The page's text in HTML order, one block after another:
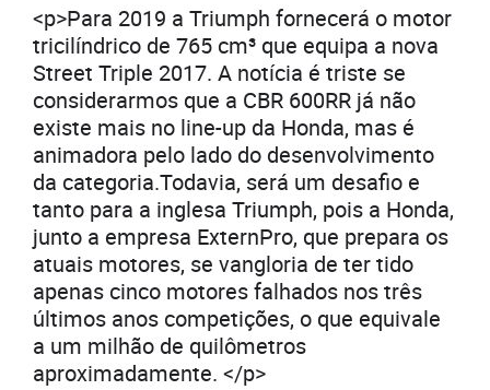
<p>Para 2019 a Triumph fornecerá o motor
tricilíndrico de 765 cm³ que equipa a nova
Street Triple 2017. A notícia é triste se
considerarmos que a CBR 600RR já não
existe mais no line-up da Honda, mas é
animadora pelo lado do desenvolvimento
da categoria.Todavia, será um desafio e
tanto para a inglesa Triumph, pois a Honda,
junto a empresa ExternPro, que prepara os
atuais motores, se vangloria de ter tido
apenas cinco motores falhados nos três
últimos anos competições, o que equivale
a um milhão de quilômetros
aproximadamente. </p>